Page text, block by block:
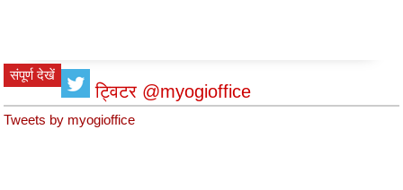
संपूर्ण देखें
ट्विटर @myogioffice
Tweets by myogioffice